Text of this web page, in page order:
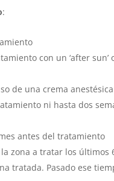
:
con un ‘after sun’
de una crema anestésica
ni hasta dos
antes del tratamiento
zona a tratar los últimos
tratada. Pasado ese